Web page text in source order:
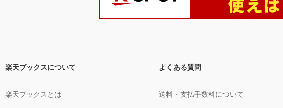
楽天ブックスについて
楽天ブックスとは
よくある質問
送料・支払手数料について